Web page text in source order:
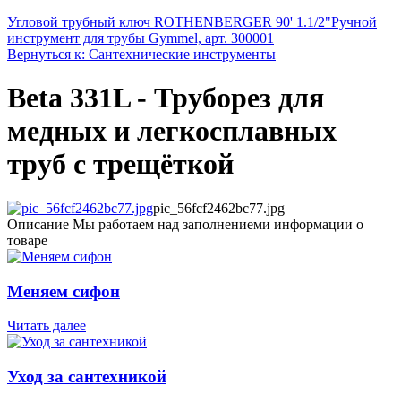
Угловой трубный ключ ROTHENBERGER 90' 1.1/2"Ручной
инструмент для трубы Gymmel, арт. 300001
Вернуться к: Сантехнические инструменты
Beta 331L - Труборез для
медных и легкосплавных
труб с трещёткой
pic_56fcf2462bc77.jpg
Описание Мы работаем над заполнениеми информации о
товаре
Меняем сифон
Читать далее
Уход за сантехникой